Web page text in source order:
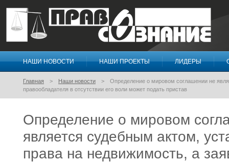
Правосознание
НАШИ НОВОСТИ НАШИ ПРОЕКТЫ ЛИДЕРЫ
Главная Наши новости
Определение о мировом соглашении не
правообладателя в отсутствии его воли может подать пристав
Определение о мировом
является судебным актом,
права на недвижимость, а